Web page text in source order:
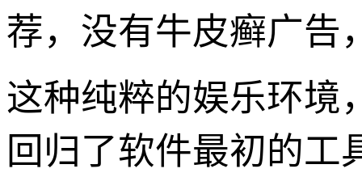
荐，没有牛皮癣广告
这种纯粹的娱乐环境
回归了软件最初的工